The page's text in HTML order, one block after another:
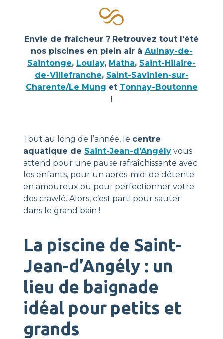
Envie de fraîcheur ? Retrouvez tout l’été
nos piscines en plein air à Aulnay-de-
Saintonge, Loulay, Matha, Saint-Hilaire-
de-Villefranche, Saint-Savinien-sur-
Charente/Le Mung et Tonnay-Boutonne
!
Tout au long de l’année, le centre
aquatique de Saint-Jean-d’Angély vous
attend pour une pause rafraîchissante avec
les enfants, pour un après-midi de détente
en amoureux ou pour perfectionner votre
dos crawlé. Alors, c’est parti pour sauter
dans le grand bain !
La piscine de Saint-
Jean-d’Angély : un
lieu de baignade
idéal pour petits et
grands